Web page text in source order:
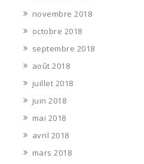
novembre 2018
octobre 2018
septembre 2018
août 2018
juillet 2018
juin 2018
mai 2018
avril 2018
mars 2018